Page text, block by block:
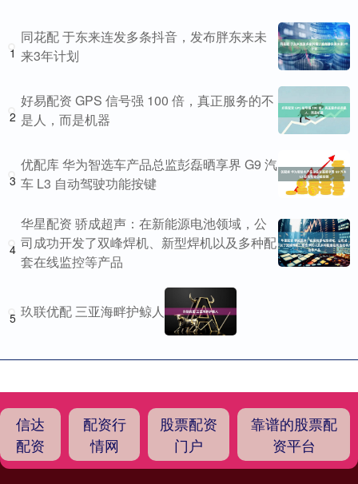
1
同花配 于东来连发多条抖音，发布胖东来未
来3年计划
2
好易配资 GPS 信号强 100 倍，真正服务的不
是人，而是机器
3
优配库 华为智选车产品总监彭磊晒享界 G9 汽
车 L3 自动驾驶功能按键
4
华星配资 骄成超声：在新能源电池领域，公
司成功开发了双峰焊机、新型焊机以及多种配
套在线监控等产品
5 玖联优配 三亚海畔护鲸人
信达
配资
配资行
情网
股票配资
门户
靠谱的股票配
资平台